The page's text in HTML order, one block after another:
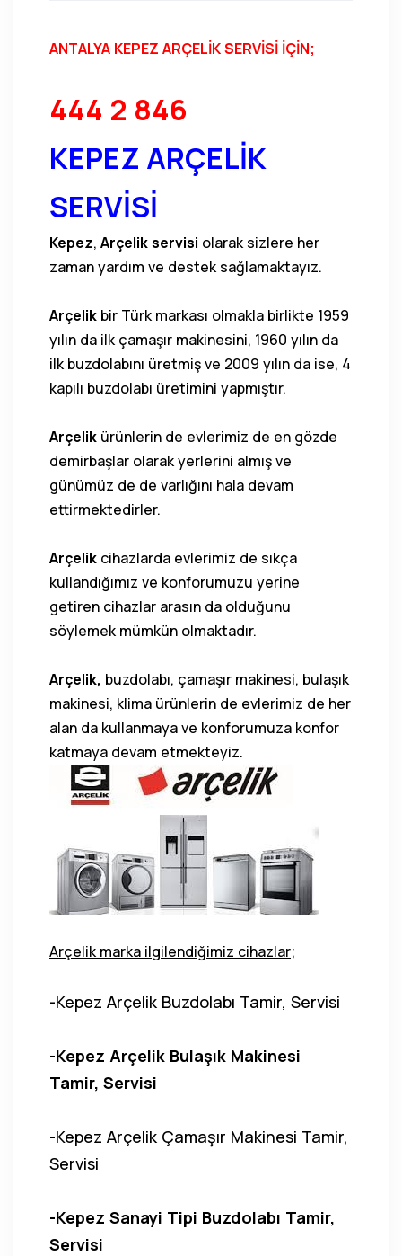
ANTALYA KEPEZ ARÇELİK SERVİSİ İÇİN;
444 2 846
KEPEZ ARÇELİK
SERVİSİ
Kepez, Arçelik servisi olarak sizlere her
zaman yardım ve destek sağlamaktayız.
Arçelik bir Türk markası olmakla birlikte 1959
yılın da ilk çamaşır makinesini, 1960 yılın da
ilk buzdolabını üretmiş ve 2009 yılın da ise, 4
kapılı buzdolabı üretimini yapmıştır.
Arçelik ürünlerin de evlerimiz de en gözde
demirbaşlar olarak yerlerini almış ve
günümüz de de varlığını hala devam
ettirmektedirler.
Arçelik cihazlarda evlerimiz de sıkça
kullandığımız ve konforumuzu yerine
getiren cihazlar arasın da olduğunu
söylemek mümkün olmaktadır.
Arçelik, buzdolabı, çamaşır makinesi, bulaşık
makinesi, klima ürünlerin de evlerimiz de her
alan da kullanmaya ve konforumuza konfor
katmaya devam etmekteyiz.
Arçelik marka ilgilendiğimiz cihazlar;
-Kepez Arçelik Buzdolabı Tamir, Servisi
-Kepez Arçelik Bulaşık Makinesi
Tamir, Servisi
-Kepez Arçelik Çamaşır Makinesi Tamir,
Servisi
-Kepez Sanayi Tipi Buzdolabı Tamir,
Servisi